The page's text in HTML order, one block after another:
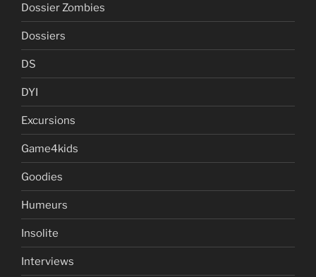
Dossier Zombies
Dossiers
DS
DYI
Excursions
Game4kids
Goodies
Humeurs
Insolite
Interviews